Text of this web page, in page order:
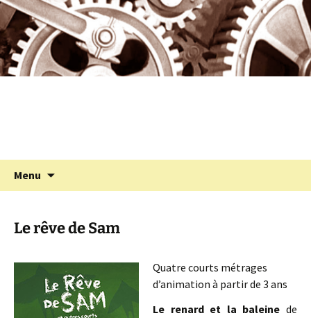
Aller
au
contenu
Cinémolette
Programmation cinéma à St Julien Molin
Molette
Menu
Le rêve de Sam
Quatre courts métrages
d’animation à partir de 3 ans
Le renard et la baleine de